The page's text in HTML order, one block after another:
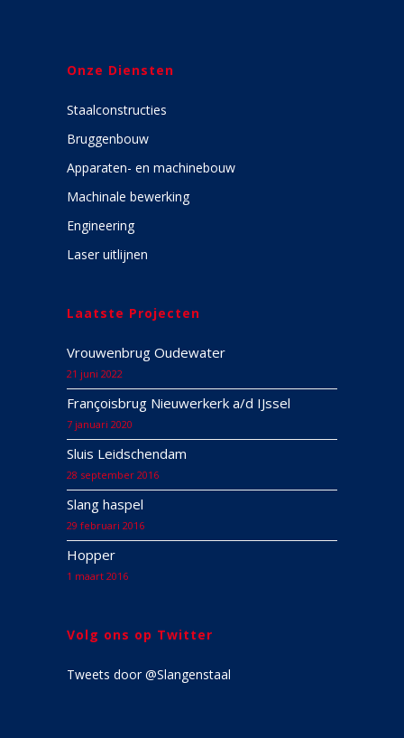
Onze Diensten
Staalconstructies
Bruggenbouw
Apparaten- en machinebouw
Machinale bewerking
Engineering
Laser uitlijnen
Laatste Projecten
Vrouwenbrug Oudewater
21 juni 2022
Françoisbrug Nieuwerkerk a/d IJssel
7 januari 2020
Sluis Leidschendam
28 september 2016
Slang haspel
29 februari 2016
Hopper
1 maart 2016
Volg ons op Twitter
Tweets door @Slangenstaal